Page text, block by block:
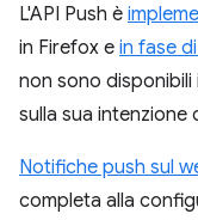
L'API Push è
in Firefox e in fase
non sono
sulla sua intenzione
Notifiche push sul
completa alla